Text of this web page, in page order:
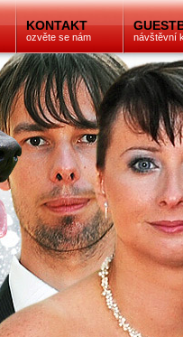
KONTAKT
ozvěte se nám návštěvní